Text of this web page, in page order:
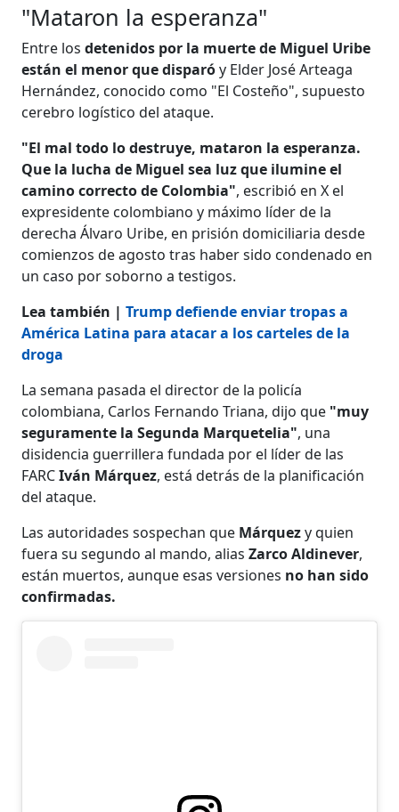
"Mataron la esperanza"
Entre losdetenidos por la muerte de Miguel Uribe
están el menor que disparóy Elder José Arteaga
Hernández, conocido como "El Costeño", supuesto
cerebro logístico del ataque.
"El mal todo lo destruye, mataron la esperanza.
Que la lucha de Miguel sea luz que ilumine el
camino correcto de Colombia", escribió en X el
expresidente colombiano y máximo líder de la
derecha Álvaro Uribe, en prisión domiciliaria desde
comienzos de agosto tras haber sido condenado en
un caso por soborno a testigos.
Lea también |Trump defiende enviar tropas a
América Latina para atacar a los carteles de la
droga
La semana pasada el director de la policía
colombiana, Carlos Fernando Triana, dijo que "muy
seguramente la Segunda Marquetelia", una
disidencia guerrillera fundada por el líder de las
FARCIván Márquez, está detrás de la planificación
del ataque.
Las autoridades sospechan que Márquezy quien
fuera su segundo al mando, aliasZarco Aldinever,
están muertos, aunque esas versiones no han sido
confirmadas.